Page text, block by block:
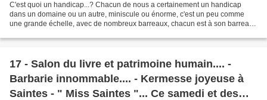
C'est quoi un handicap...? Chacun de nous a certainement un handicap
dans un domaine ou un autre, miniscule ou énorme, c'est un peu comme
une grande échelle, avec de nombreux barreaux, chacun est à son barreau.
17 - Salon du livre et patrimoine humain.... -
Barbarie innommable.... - Kermesse joyeuse à
Saintes - " Miss Saintes "... Ce samedi et des